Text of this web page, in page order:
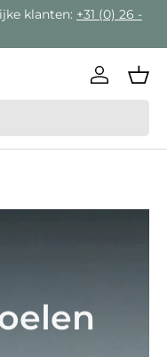
klanten: +31 (0) 26 -
Inloggen